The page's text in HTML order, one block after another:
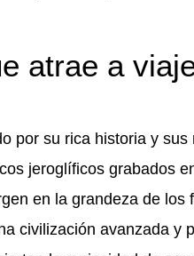
atrae a
por su rica historia y
jeroglíficos grabados
en la grandeza de los
civilización avanzada y